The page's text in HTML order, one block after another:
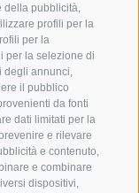
della pubblicità,
profili per la
per la
per la selezione di
degli annunci,
il pubblico
da fonti
dati limitati per la
e rilevare
e contenuto,
e combinare
dispositivi,
/+39 0472